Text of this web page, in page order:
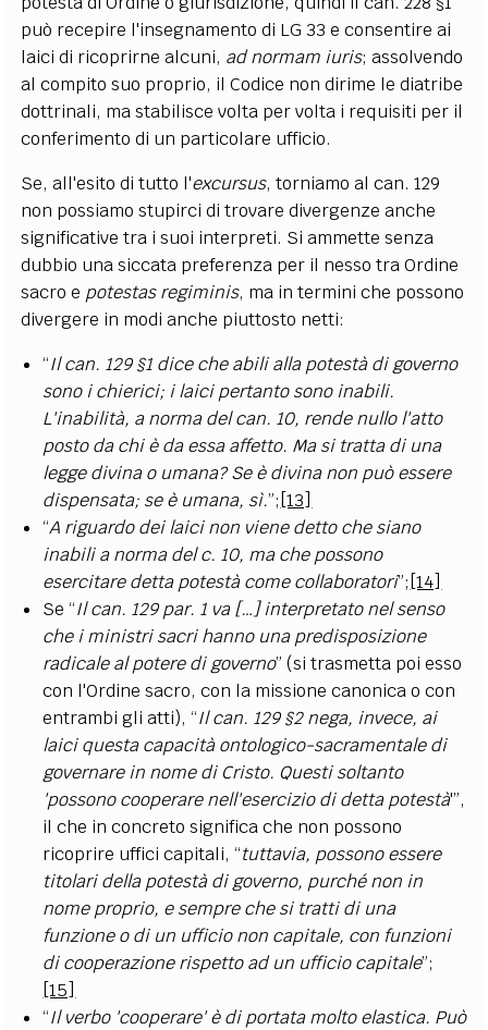
può recepire l'insegnamento di LG 33 e consentire ai
laici di ricoprirne alcuni, ad normam iuris; assolvendo
al compito suo proprio, il Codice non dirime le diatribe
dottrinali, ma stabilisce volta per volta i requisiti per il
conferimento di un particolare ufficio.
Se, all'esito di tutto l'excursus, torniamo al can. 129
non possiamo stupirci di trovare divergenze anche
significative tra i suoi interpreti. Si ammette senza
dubbio una siccata preferenza per il nesso tra Ordine
sacro e potestas regiminis, ma in termini che possono
divergere in modi anche piuttosto netti:
“Il can. 129 §1 dice che abili alla potestà di governo
sono i chierici; i laici pertanto sono inabili.
L'inabilità, a norma del can. 10, rende nullo l'atto
posto da chi è da essa affetto. Ma si tratta di una
legge divina o umana? Se è divina non può essere
dispensata; se è umana, sì.”; [13]
“A riguardo dei laici non viene detto che siano
inabili a norma del c. 10, ma che possono
esercitare detta potestà come collaboratori”; [14]
Se “Il can. 129 par. 1 va […] interpretato nel senso
che i ministri sacri hanno una predisposizione
radicale al potere di governo” (si trasmetta poi esso
con l'Ordine sacro, con la missione canonica o con
entrambi gli atti), “Il can. 129 §2 nega, invece, ai
laici questa capacità ontologico-sacramentale di
governare in nome di Cristo. Questi soltanto
'possono cooperare nell'esercizio di detta potestà'”,
il che in concreto significa che non possono
ricoprire uffici capitali, “tuttavia, possono essere
titolari della potestà di governo, purché non in
nome proprio, e sempre che si tratti di una
funzione o di un ufficio non capitale, con funzioni
di cooperazione rispetto ad un ufficio capitale”;
[15]
“Il verbo 'cooperare' è di portata molto elastica. Può